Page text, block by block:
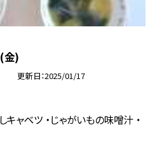
金)
更新日 2025/01/17
キャベツ ・じゃがいもの味噌汁 ・